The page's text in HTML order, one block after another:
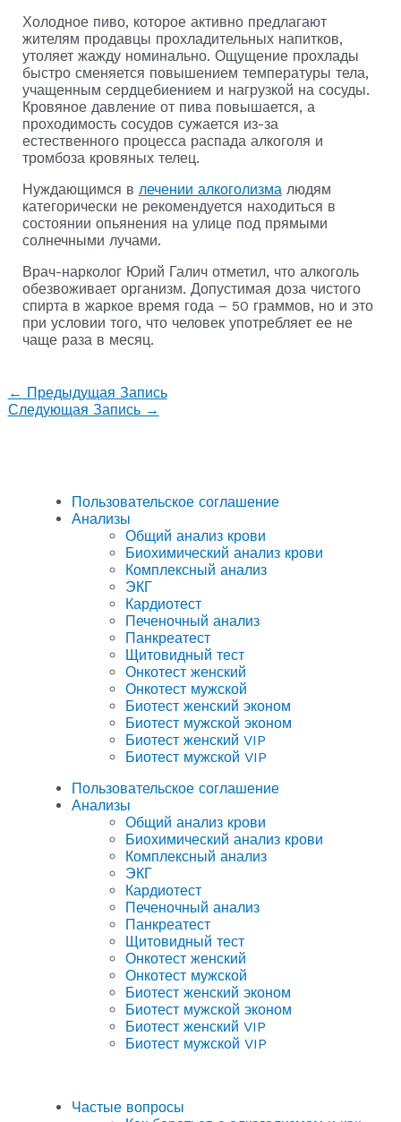
Холодное пиво, которое активно предлагают
жителям продавцы прохладительных напитков,
утоляет жажду номинально. Ощущение прохлады
быстро сменяется повышением температуры тела,
учащенным сердцебиением и нагрузкой на сосуды.
Кровяное давление от пива повышается, а
проходимость сосудов сужается из-за
естественного процесса распада алкоголя и
тромбоза кровяных телец.
Нуждающимся в лечении алкоголизма людям
категорически не рекомендуется находиться в
состоянии опьянения на улице под прямыми
солнечными лучами.
Врач-нарколог Юрий Галич отметил, что алкоголь
обезвоживает организм. Допустимая доза чистого
спирта в жаркое время года – 50 граммов, но и это
при условии того, что человек употребляет ее не
чаще раза в месяц.
← Предыдущая Запись
Следующая Запись →
Пользовательское соглашение
Анализы
Общий анализ крови
Биохимический анализ крови
Комплексный анализ
ЭКГ
Кардиотест
Печеночный анализ
Панкреатест
Щитовидный тест
Онкотест женский
Онкотест мужской
Биотест женский эконом
Биотест мужской эконом
Биотест женский VIP
Биотест мужской VIP
Пользовательское соглашение
Анализы
Общий анализ крови
Биохимический анализ крови
Комплексный анализ
ЭКГ
Кардиотест
Печеночный анализ
Панкреатест
Щитовидный тест
Онкотест женский
Онкотест мужской
Биотест женский эконом
Биотест мужской эконом
Биотест женский VIP
Биотест мужской VIP
Частые вопросы